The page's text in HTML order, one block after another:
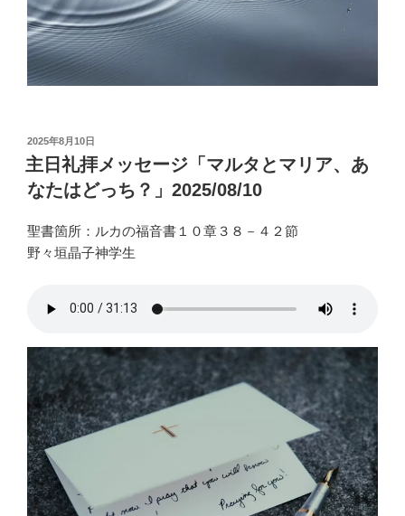
投
稿
日:
2025年8月10日
主日礼拝メッセージ「マルタとマリア、あ
なたはどっち？」2025/08/10
聖書箇所：ルカの福音書１０章３８－４２節
野々垣晶子神学生